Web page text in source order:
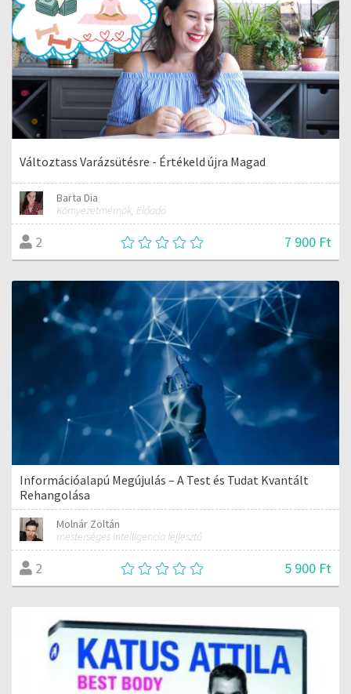
Változtass Varázsütésre - Értékeld újra Magad
Barta Dia
Környezetmérnök, Előadó
2 7 900 Ft
Információalapú Megújulás – A Test és Tudat Kvantált
Rehangolása
Molnár Zoltán
mesterséges intelligencia fejlesztő
2 5 900 Ft